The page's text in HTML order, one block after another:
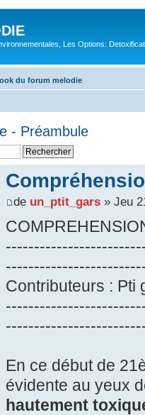
Les Options:
du forum melodie
- Préambule
de un_ptit_gars» Jeu
Contributeurs : Pti
En ce début de
évidente au yeux
hautement